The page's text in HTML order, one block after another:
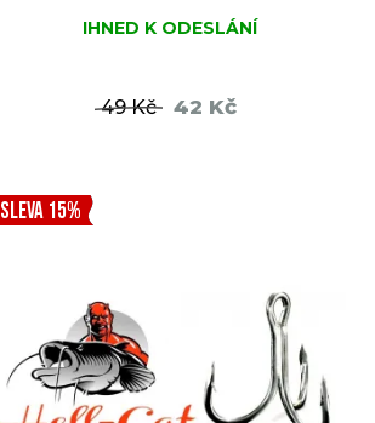
IHNED K ODESLÁNÍ
49 Kč 42 Kč
SLEVA 15%